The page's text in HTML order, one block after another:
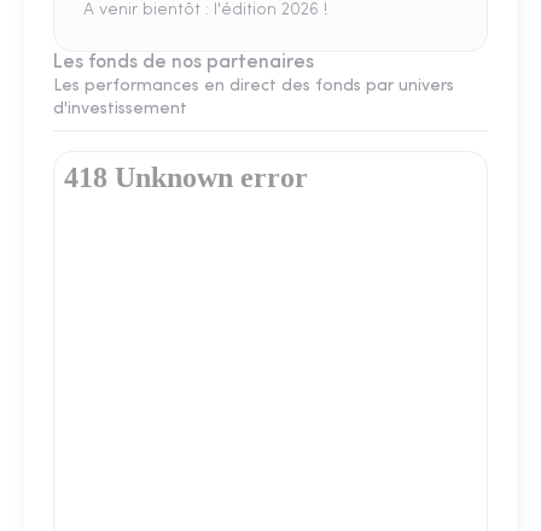
A venir bientôt : l'édition 2026 !
Les fonds de nos partenaires
Les performances en direct des fonds par univers
d'investissement